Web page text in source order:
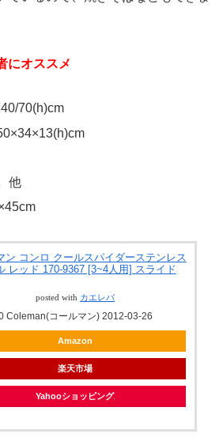
にオススメ
70(h)cm
他
ン コンロ クールスパイダーステンレス
レッド 170-9367 [3~4人用] スライド
posted with カエレバ
Coleman(コールマン) 2012-03-26
Amazon
楽天市場
Yahooショッピング